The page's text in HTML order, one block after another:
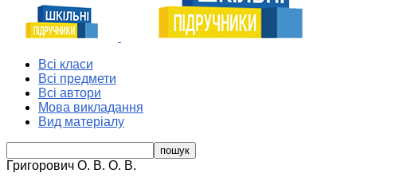
Всі класи
Всі предмети
Всі автори
Мова викладання
Вид матеріалу
Григорович О. В. О. В.